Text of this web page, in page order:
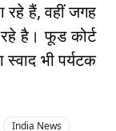
रहे हैं, वहीं जगह
है। फूड कोर्ट
भी पर्यटक
India News